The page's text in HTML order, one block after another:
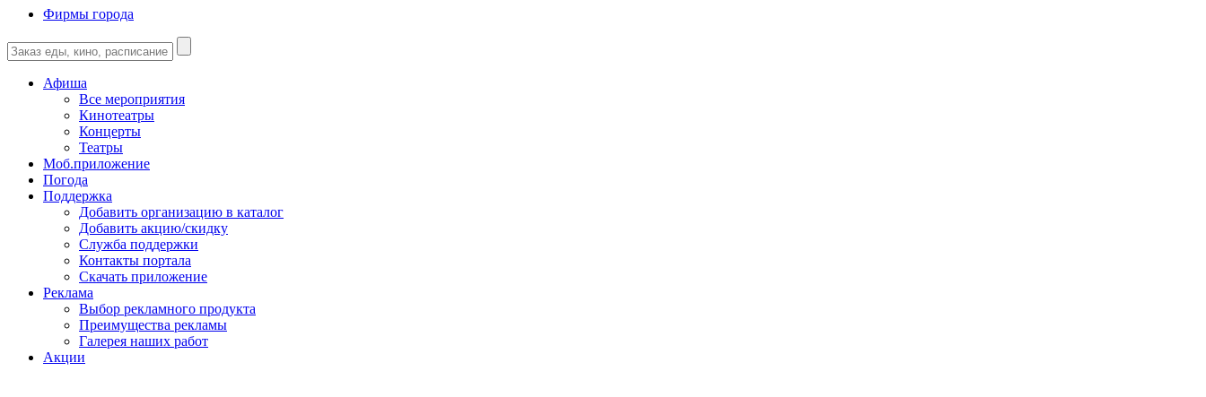
Фирмы города
Афиша
Все мероприятия
Кинотеатры
Концерты
Театры
Моб.приложение
Погода
Поддержка
Добавить организацию в каталог
Добавить акцию/скидку
Служба поддержки
Контакты портала
Скачать приложение
Реклама
Выбор рекламного продукта
Преимущества рекламы
Галерея наших работ
Акции